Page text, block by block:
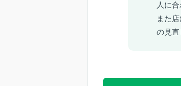
人に
また
の見直